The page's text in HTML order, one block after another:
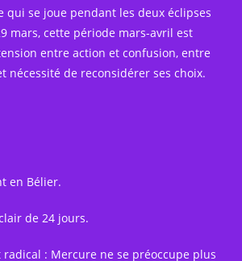
qui se joue pendant les deux éclipses
mars, cette période mars-avril est
entre action et confusion, entre
nécessité de reconsidérer ses choix.
en Bélier.
de 24 jours.
radical : Mercure ne se préoccupe plus